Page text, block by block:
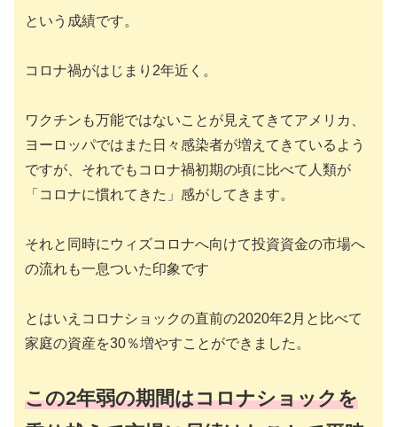
という成績です。
コロナ禍がはじまり2年近く。
ワクチンも万能ではないことが見えてきてアメリカ、
ヨーロッパではまた日々感染者が増えてきているよう
ですが、それでもコロナ禍初期の頃に比べて人類が
「コロナに慣れてきた」感がしてきます。
それと同時にウィズコロナへ向けて投資資金の市場へ
の流れも一息ついた印象です
とはいえコロナショックの直前の2020年2月と比べて
家庭の資産を30％増やすことができました。
この2年弱の期間はコロナショックを